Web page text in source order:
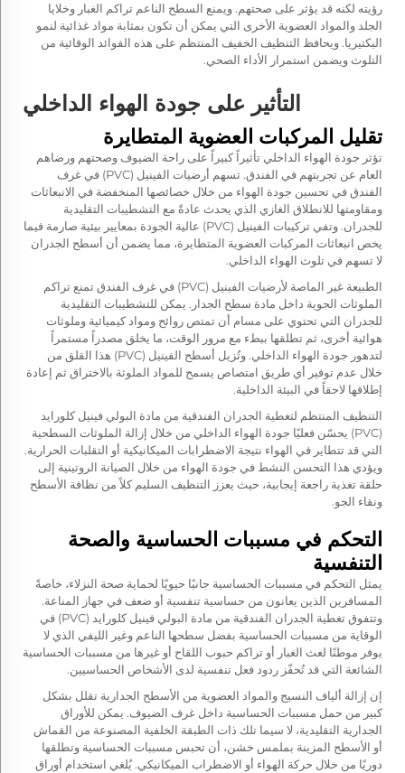
رؤيته لكنه قد يؤثر على صحتهم. ويمنع السطح الناعم تراكم الغبار وخلايا
الجلد والمواد العضوية الأخرى التي يمكن أن تكون بمثابة مواد غذائية لنمو
البكتيريا. ويحافظ التنظيف الخفيف المنتظم على هذه الفوائد الوقائية من
التلوث ويضمن استمرار الأداء الصحي.
التأثير على جودة الهواء الداخلي
تقليل المركبات العضوية المتطايرة
تؤثر جودة الهواء الداخلي تأثيراً كبيراً على راحة الضيوف وصحتهم ورضاهم
العام عن تجربتهم في الفندق. تسهم أرضيات الفينيل (PVC) في غرف
الفندق في تحسين جودة الهواء من خلال خصائصها المنخفضة في الانبعاثات
ومقاومتها للانطلاق الغازي الذي يحدث عادةً مع التشطيبات التقليدية
للجدران. وتفي تركيبات الفينيل (PVC) عالية الجودة بمعايير بيئية صارمة فيما
يخص انبعاثات المركبات العضوية المتطايرة، مما يضمن أن أسطح الجدران
لا تسهم في تلوث الهواء الداخلي.
الطبيعة غير الماصة لأرضيات الفينيل (PVC) في غرف الفندق تمنع تراكم
الملوثات الجوية داخل مادة سطح الجدار. يمكن للتشطيبات التقليدية
للجدران التي تحتوي على مسام أن تمتص روائح ومواد كيميائية وملوثات
هوائية أخرى، ثم تطلقها ببطء مع مرور الوقت، ما يخلق مصدراً مستمراً
لتدهور جودة الهواء الداخلي. وتُزيل أسطح الفينيل (PVC) هذا القلق من
خلال عدم توفير أي طريق امتصاص يسمح للمواد الملوثة بالاختراق ثم إعادة
إطلاقها لاحقاً في البيئة الداخلية.
التنظيف المنتظم لتغطية الجدران الفندقية من مادة البولي فينيل كلورايد
(PVC) يحسّن فعليًا جودة الهواء الداخلي من خلال إزالة الملوثات السطحية
التي قد تتطاير في الهواء نتيجة الاضطرابات الميكانيكية أو التقلبات الحرارية.
ويؤدي هذا التحسن النشط في جودة الهواء من خلال الصيانة الروتينية إلى
حلقة تغذية راجعة إيجابية، حيث يعزز التنظيف السليم كلاً من نظافة الأسطح
ونقاء الجو.
التحكم في مسببات الحساسية والصحة
التنفسية
يمثل التحكم في مسببات الحساسية جانبًا حيويًا لحماية صحة النزلاء، خاصةً
المسافرين الذين يعانون من حساسية تنفسية أو ضعف في جهاز المناعة.
وتتفوق تغطية الجدران الفندقية من مادة البولي فينيل كلورايد (PVC) في
الوقاية من مسببات الحساسية بفضل سطحها الناعم وغير الليفي الذي لا
يوفر موطنًا لعث الغبار أو تراكم حبوب اللقاح أو غيرها من مسببات الحساسية
الشائعة التي قد تُحفّز ردود فعل تنفسية لدى الأشخاص الحساسيين.
إن إزالة ألياف النسيج والمواد العضوية من الأسطح الجدارية تقلل بشكل
كبير من حمل مسببات الحساسية داخل غرف الضيوف. يمكن للأوراق
الجدارية التقليدية، لا سيما تلك ذات الطبقة الخلفية المصنوعة من القماش
أو الأسطح المزينة بملمس خشن، أن تحبس مسببات الحساسية وتطلقها
دوريًا من خلال حركة الهواء أو الاضطراب الميكانيكي. يُلغي استخدام أوراق